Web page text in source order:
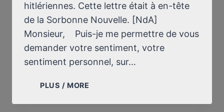
hitlériennes. Cette lettre était à en-tête
de la Sorbonne Nouvelle. [NdA]
Monsieur, Puis-je me permettre de vous
demander votre sentiment, votre
sentiment personnel, sur…
PLUS / MORE
À